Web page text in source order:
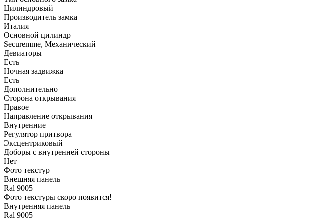
Цилиндровый
Производитель замка
Италия
Основной цилиндр
Securemme, Механический
Девиаторы
Есть
Ночная задвижка
Есть
Дополнительно
Сторона открывания
Правое
Направление открывания
Внутренние
Регулятор притвора
Эксцентриковый
Доборы с внутренней стороны
Нет
Фото текстур
Внешняя панель
Ral 9005
Фото текстуры скоро появится!
Внутренняя панель
Ral 9005